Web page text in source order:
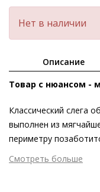
Нет в наличии
Описание
Товар с нюансом -
Классический слега
выполнен из
периметру
лацканам,
этот классический на
Смотреть больше